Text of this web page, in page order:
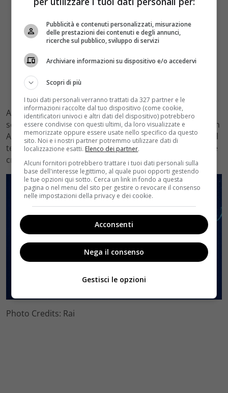
A rendere ancor più complicata la situazione sarà
sempre la professoressa Maldini che con l’aiuto aiuto in
Andrea, il direttore dell’acquario di Napoli, continua nel
tentativo di svelare al mondo la verità sulle mitologiche
creature.
Photo Credits: Rai
Pubblicità e contenuti personalizzati, misurazione
delle prestazioni dei contenuti e degli annunci,
ricerche sul pubblico, sviluppo di servizi
Archiviare informazioni su dispositivo e/o accedervi
Scopri di più
I tuoi dati personali verranno trattati da 327 partner e le
informazioni raccolte dal tuo dispositivo (come cookie,
identificatori univoci e altri dati del dispositivo) potrebbero
essere condivise con questi ultimi, da loro visualizzate e
memorizzate oppure essere usate nello specifico da questo
sito. Noi e i nostri partner potremmo utilizzare dati di
localizzazione esatti. Elenco dei partner.
Alcuni fornitori potrebbero trattare i tuoi dati personali sulla
base dell'interesse legittimo, al quale puoi opporti gestendo
le tue opzioni qui sotto. Cerca un link in fondo a questa
pagina o nel menu del sito per gestire o revocare il consenso
nelle impostazioni della privacy e dei cookie.
Acconsenti
Nega il consenso
Gestisci le opzioni